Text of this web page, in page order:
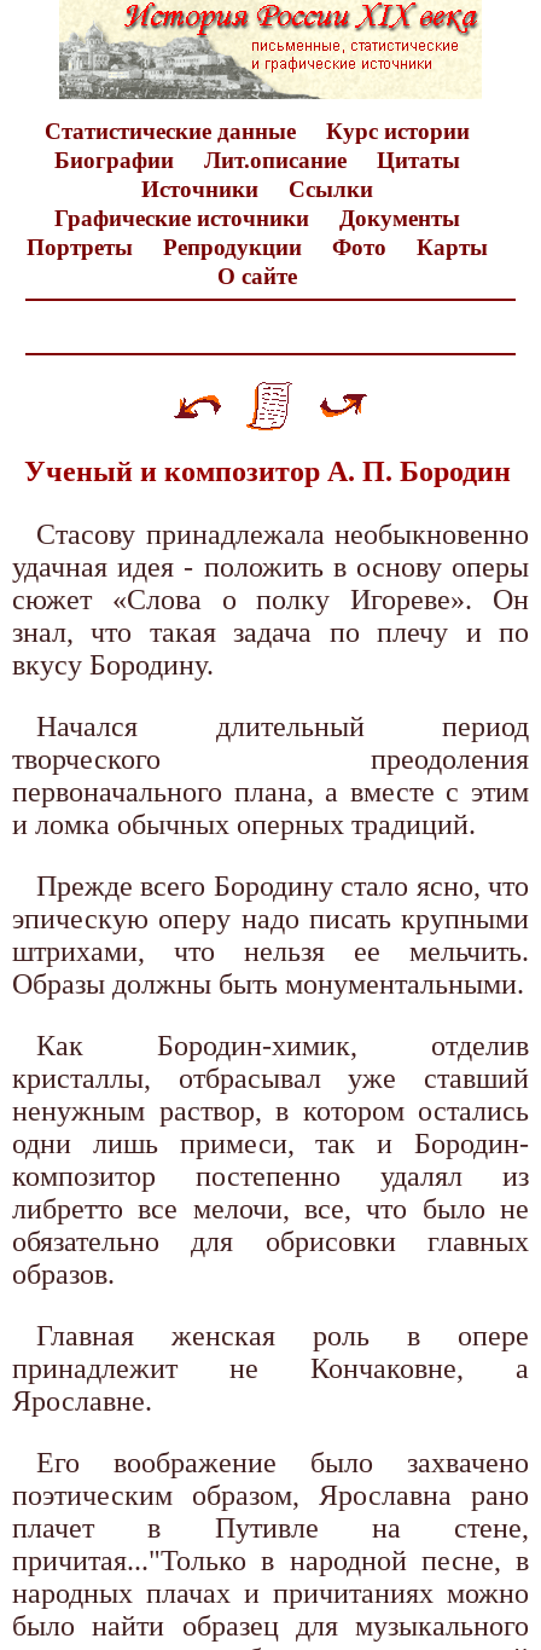
Статистические данные
Курс истории
Биографии
Лит.описание
Цитаты
Источники
Ссылки
Графические источники
Документы
Портреты
Репродукции Фото
Карты
О сайте
Ученый и композитор А. П. Бородин
Стасову принадлежала необыкновенно
удачная идея - положить в основу оперы
сюжет «Слова о полку Игореве». Он
знал, что такая задача по плечу и по
вкусу Бородину.
Начался длительный период
творческого преодоления
первоначального плана, а вместе с этим
и ломка обычных оперных традиций.
Прежде всего Бородину стало ясно, что
эпическую оперу надо писать крупными
штрихами, что нельзя ее мельчить.
Образы должны быть монументальными.
Как Бородин-химик, отделив
кристаллы, отбрасывал уже ставший
ненужным раствор, в котором остались
одни лишь примеси, так и Бородин-
композитор постепенно удалял из
либретто все мелочи, все, что было не
обязательно для обрисовки главных
образов.
Главная женская роль в опере
принадлежит не Кончаковне, а
Ярославне.
Его воображение было захвачено
поэтическим образом, Ярославна рано
плачет в Путивле на стене,
причитая..."Только в народной песне, в
народных плачах и причитаниях можно
было найти образец для музыкального